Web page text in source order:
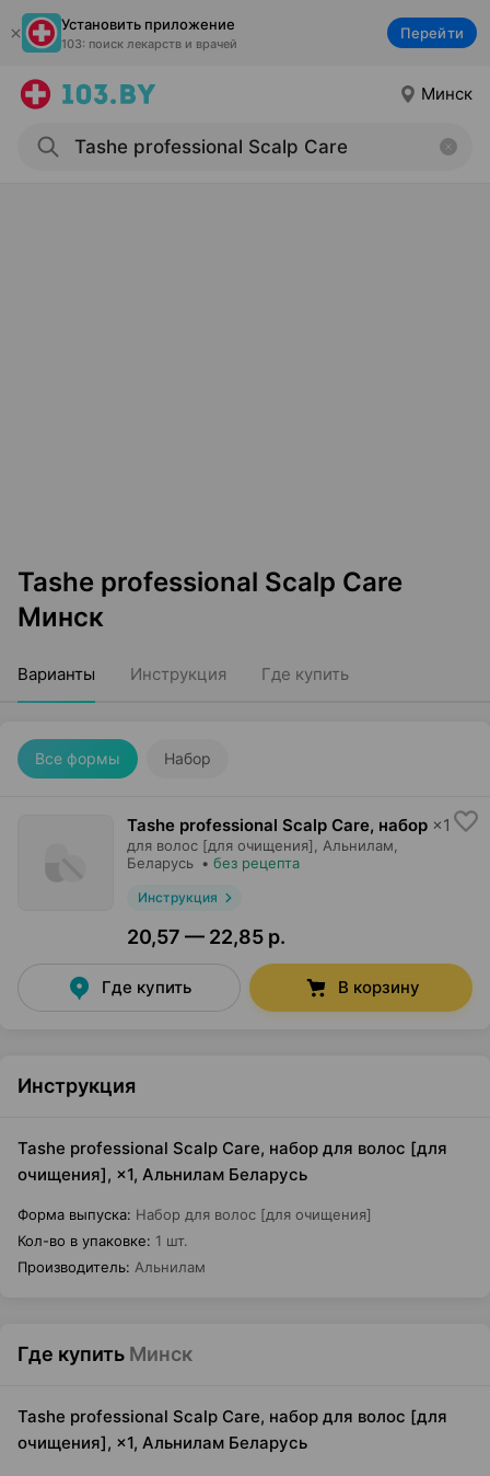
Установить приложение
103: поиск лекарств и врачей
Перейти
Минск
Tashe professional Scalp Care
Минск
Варианты Инструкция Где купить
Все формы Набор
Tashe professional Scalp Care, набор ×1
для волос [для очищения], Альнилам
Беларусь • без рецепта
Инструкция
20,57 — 22,85 р.
Где купить В корзину
Инструкция
Tashe professional Scalp Care, набор для волос [для
очищения], ×1, Альнилам Беларусь
Форма выпуска: Набор для волос [для очищения]
Кол-во в упаковке: 1 шт.
Производитель: Альнилам
Где купить Минск
Tashe professional Scalp Care, набор для волос [для
очищения], ×1, Альнилам Беларусь